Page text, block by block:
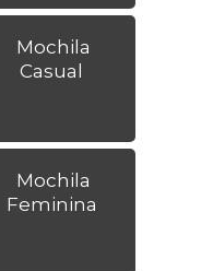
Mochila
Casual
Mochila
Feminina